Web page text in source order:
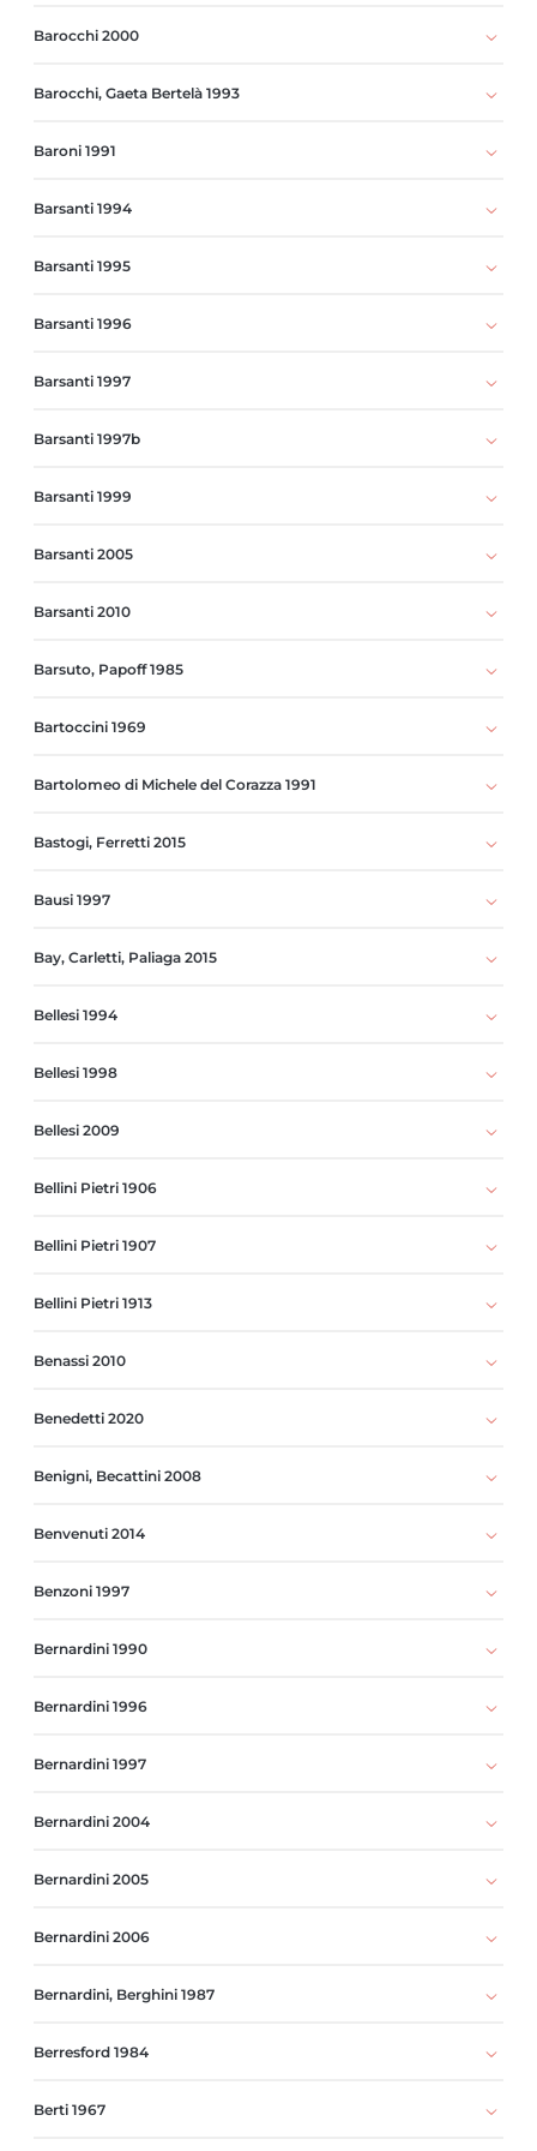
Barocchi 2000
Barocchi, Gaeta Bertelà 1993
Baroni 1991
Barsanti 1994
Barsanti 1995
Barsanti 1996
Barsanti 1997
Barsanti 1997b
Barsanti 1999
Barsanti 2005
Barsanti 2010
Barsuto, Papoff 1985
Bartoccini 1969
Bartolomeo di Michele del Corazza 1991
Bastogi, Ferretti 2015
Bausi 1997
Bay, Carletti, Paliaga 2015
Bellesi 1994
Bellesi 1998
Bellesi 2009
Bellini Pietri 1906
Bellini Pietri 1907
Bellini Pietri 1913
Benassi 2010
Benedetti 2020
Benigni, Becattini 2008
Benvenuti 2014
Benzoni 1997
Bernardini 1990
Bernardini 1996
Bernardini 1997
Bernardini 2004
Bernardini 2005
Bernardini 2006
Bernardini, Berghini 1987
Berresford 1984
Berti 1967